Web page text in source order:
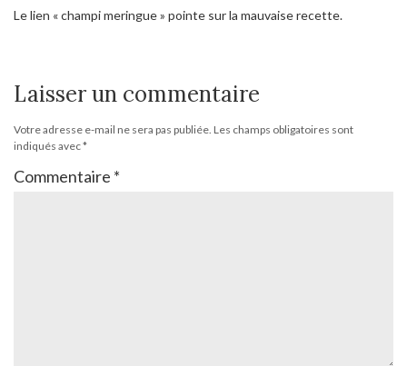
Le lien « champi meringue » pointe sur la mauvaise recette.
Laisser un commentaire
Votre adresse e-mail ne sera pas publiée. Les champs obligatoires sont
indiqués avec*
Commentaire *